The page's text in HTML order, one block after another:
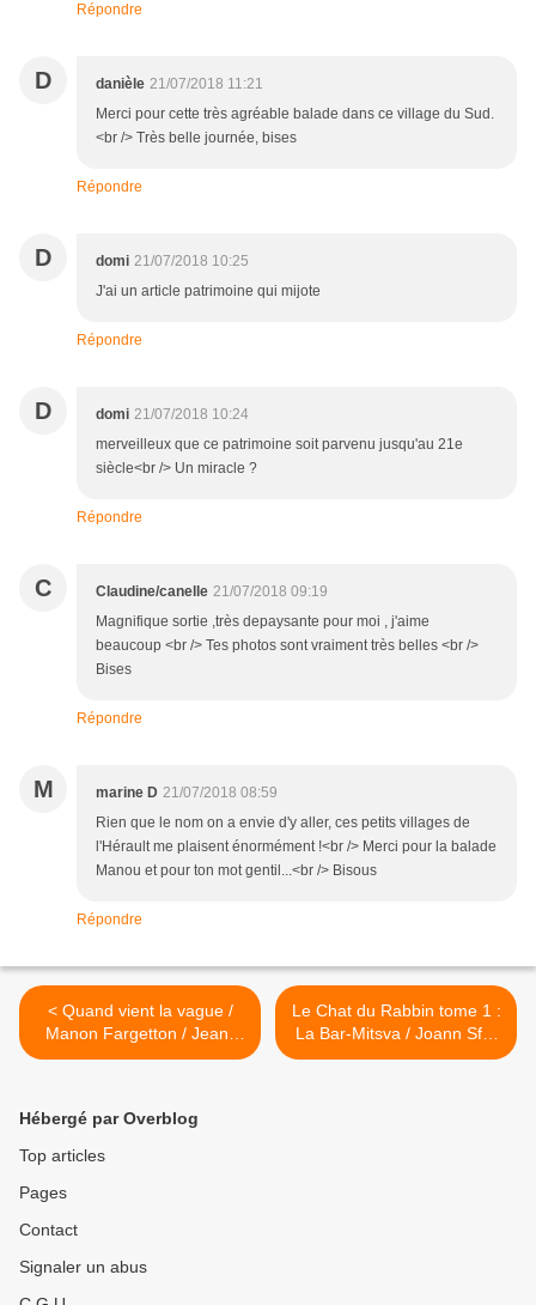
Répondre
D danièle 21/07/2018 11:21
Merci pour cette très agréable balade dans ce village du Sud.
<br /> Très belle journée, bises
Répondre
D domi 21/07/2018 10:25
J'ai un article patrimoine qui mijote
Répondre
D domi 21/07/2018 10:24
merveilleux que ce patrimoine soit parvenu jusqu'au 21e
siècle<br /> Un miracle ?
Répondre
C Claudine/canelle 21/07/2018 09:19
Magnifique sortie ,très depaysante pour moi , j'aime
beaucoup <br /> Tes photos sont vraiment très belles <br />
Bises
Répondre
M marine D 21/07/2018 08:59
Rien que le nom on a envie d'y aller, ces petits villages de
l'Hérault me plaisent énormément !<br /> Merci pour la balade
Manou et pour ton mot gentil...<br /> Bisous
Répondre
< Quand vient la vague /
Manon Fargetton / Jean-
Christophe Tixier
Le Chat du Rabbin tome 1 :
La Bar-Mitsva / Joann Sfar
>
Hébergé par Overblog
Top articles
Pages
Contact
Signaler un abus